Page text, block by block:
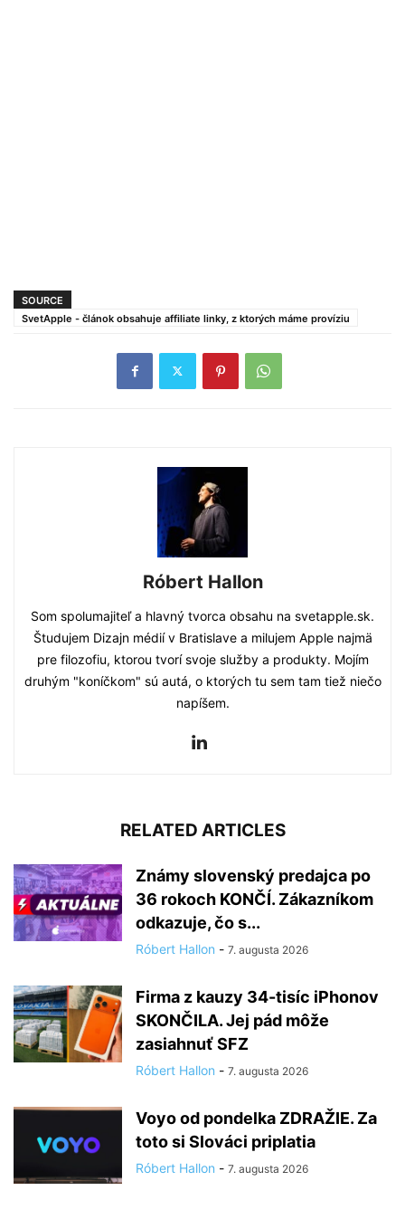
SOURCE
SvetApple - článok obsahuje affiliate linky, z ktorých máme províziu
Róbert Hallon
Som spolumajiteľ a hlavný tvorca obsahu na svetapple.sk.
Študujem Dizajn médií v Bratislave a milujem Apple najmä
pre filozofiu, ktorou tvorí svoje služby a produkty. Mojím
druhým "koníčkom" sú autá, o ktorých tu sem tam tiež niečo
napíšem.
RELATED ARTICLES
Známy slovenský predajca po
36 rokoch KONČÍ. Zákazníkom
odkazuje, čo s...
Róbert Hallon - 7. augusta 2026
Firma z kauzy 34-tisíc iPhonov
SKONČILA. Jej pád môže
zasiahnuť SFZ
Róbert Hallon - 7. augusta 2026
Voyo od pondelka ZDRAŽIE. Za
toto si Slováci priplatia
Róbert Hallon - 7. augusta 2026